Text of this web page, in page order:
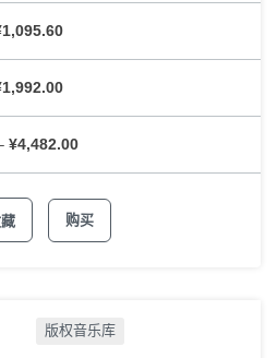
¥4,482.00
购买
版权音乐库